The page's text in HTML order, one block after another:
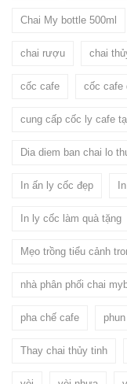
Chai My bottle 500ml
chai rượu chai
cốc cafe cốc cafe
cung cấp cốc ly cafe
Dia diem ban chai lo
In ấn ly cốc đẹp
In ly cốc làm quà tặng
Mẹo trồng tiểu cảnh
nhà phân phối chai
pha chế cafe
Thay chai thủy tinh